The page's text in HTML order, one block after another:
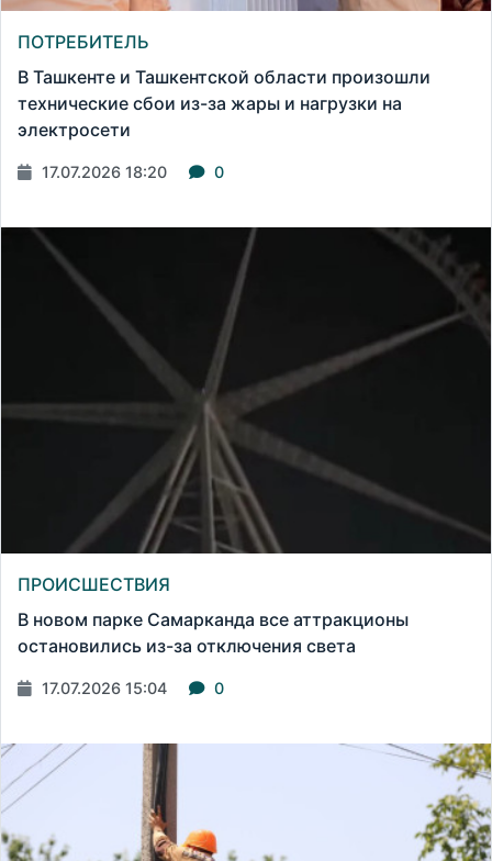
ПОТРЕБИТЕЛЬ
В Ташкенте и Ташкентской области произошли
технические сбои из-за жары и нагрузки на
электросети
17.07.2026 18:20 0
ПРОИСШЕСТВИЯ
В новом парке Самарканда все аттракционы
остановились из-за отключения света
17.07.2026 15:04 0